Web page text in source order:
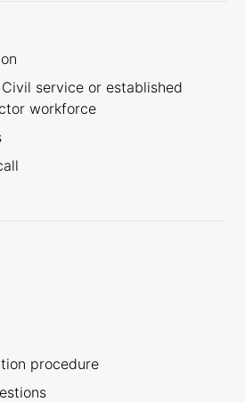
service or established
workforce
procedure